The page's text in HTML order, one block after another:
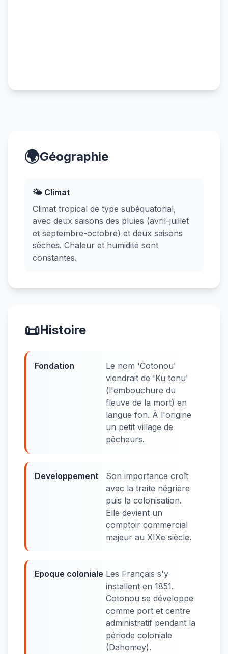
🌍Géographie
🌤️ Climat
Climat tropical de type subéquatorial,
avec deux saisons des pluies (avril-juillet
et septembre-octobre) et deux saisons
sèches. Chaleur et humidité sont
constantes.
📜Histoire
Fondation
Le nom 'Cotonou'
viendrait de 'Ku tonu'
(l'embouchure du
fleuve de la mort) en
langue fon. À l'origine
un petit village de
pêcheurs.
Developpement
Son importance croît
avec la traite négrière
puis la colonisation.
Elle devient un
comptoir commercial
majeur au XIXe siècle.
Epoque coloniale Les Français s'y
installent en 1851.
Cotonou se développe
comme port et centre
administratif pendant la
période coloniale
(Dahomey).